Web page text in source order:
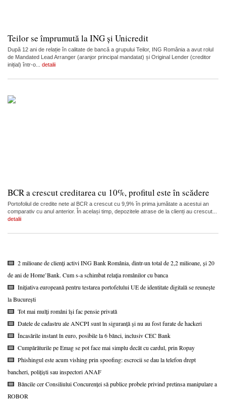
Teilor se împrumută la ING și Unicredit
După 12 ani de relație în calitate de bancă a grupului Teilor, ING România a avut rolul
de Mandated Lead Arranger (aranjor principal mandatat) și Original Lender (creditor
inițial) într-o... detalii
BCR a crescut creditarea cu 10%, profitul este în scădere
Portofoliul de credite nete al BCR a crescut cu 9,9% în prima jumătate a acestui an
comparativ cu anul anterior. În același timp, depozitele atrase de la clienți au crescut...
detalii
2 milioane de clienți activi ING Bank România, dintr-un total de 2,2 milioane, și 20
de ani de Home’Bank. Cum s-a schimbat relația românilor cu banca
Inițiativa europeană pentru testarea portofelului UE de identitate digitală se reunește
la București
Tot mai mulți români își fac pensie privată
Datele de cadastru ale ANCPI sunt în siguranță și nu au fost furate de hackeri
Încasările instant în euro, posibile la 6 bănci, inclusiv CEC Bank
Cumpărăturile pe Emag se pot face mai simplu decât cu cardul, prin Ropay
Phishingul este acum vishing prin spoofing: escrocii se dau la telefon drept
bancheri, polițiști sau inspectori ANAF
Băncile cer Consiliului Concurenței să publice probele privind pretinsa manipulare a
ROBOR